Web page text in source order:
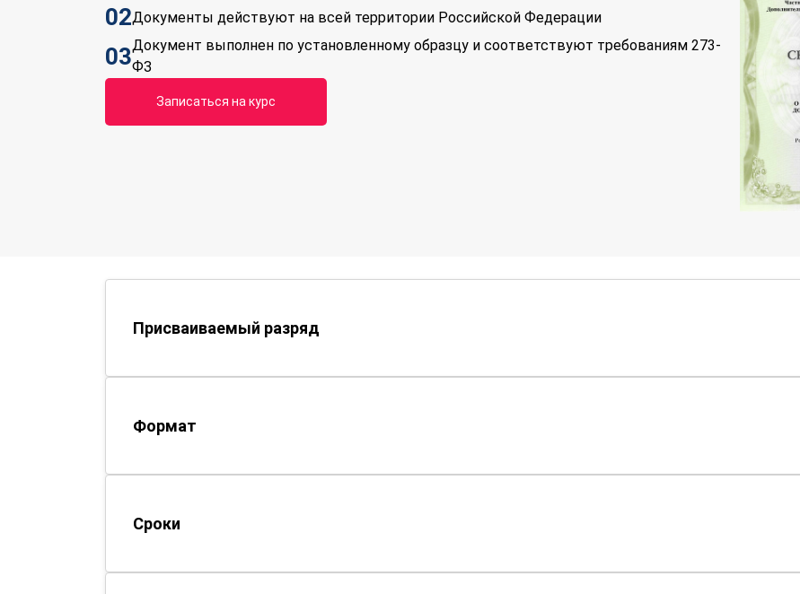
02Документы действуют на всей территории Российской Федерации
03Документ выполнен по установленному образцу и соответствуют требованиям 273-
ФЗ
Записаться на курс
Присваиваемый разряд
Формат
Сроки